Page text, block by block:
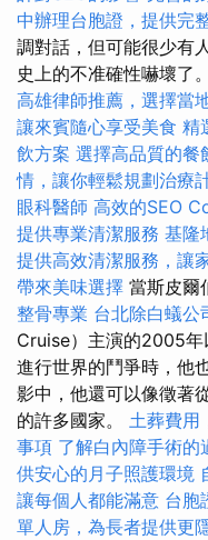
中辦理台胞證，提供完
調對話，但可能很少有
史上的不准確性嚇壞了。
高雄律師推薦，選擇當
讓來賓隨心享受美食 精
飲方案 選擇高品質的餐
情，讓你輕鬆規劃治療
眼科醫師 高效的SEO
提供專業清潔服務 基隆
提供高效清潔服務，讓
帶來美味選擇 當斯皮爾
整骨專業 台北除白蟻公
Cruise）主演的2005年
進行世界的鬥爭時，他
影中，他還可以像徵著
的許多國家。 土葬費用
事項 了解白內障手術的
供安心的月子照護環境
讓每個人都能滿意 台胞
單人房，為長者提供更